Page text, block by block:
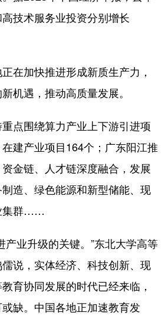
技术服务业投资分别增长
加快推进形成新质生产力，
机遇，推动高质量发展。
围绕算力产业上下游引进项
建产业项目164个；广东阳江推
金链、人才链深度融合，发展
造、绿色能源和新型储能、现
集群……
业升级的关键。”东北大学高等
说，实体经济、科技创新、现
育协同发展的时代已经来临，
缺。中国各地正加速教育发